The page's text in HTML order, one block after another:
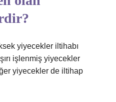
yiyecekler iltihabı
işlenmiş yiyecekler
yiyecekler de iltihap